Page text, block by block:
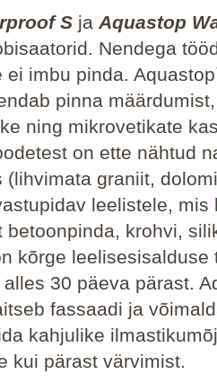
S ja Aquastop
Nendega
ei imbu pinda.
pinna
ning mikrovetikate
on ette nähtud
(lihvimata graniit,
leelistele, mis
betoonpinda, krohvi,
kõrge leelisesisalduse
30 päeva pärast.
fassaadi ja
kahjulike
kui pärast värvimist.